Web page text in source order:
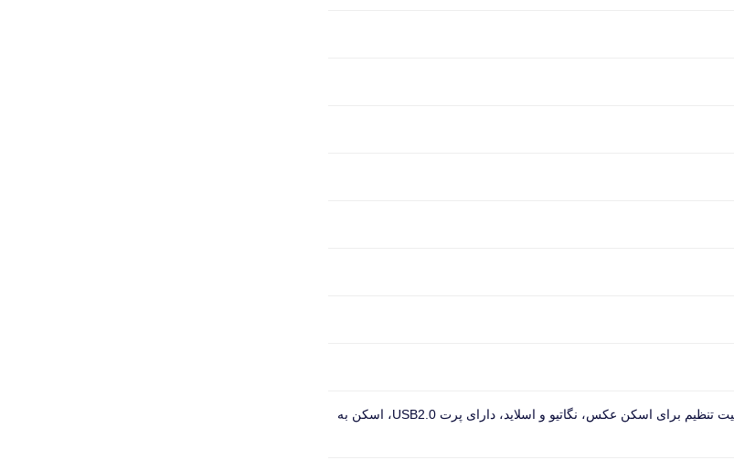
4 کلید مجزا برای کنترل کلیه اعمال اسکنر، قابلیت تنظیم برای اسکن عکس، نگاتیو و اسلاید، دارای پرت USB2.0، اسکن به